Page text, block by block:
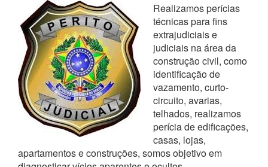
Realizamos perícias
técnicas para fins
extrajudiciais e
judiciais na área da
construção civil, como
identificação de
vazamento, curto-
circuito, avarias,
telhados, realizamos
perícia de edificações,
casas, lojas,
apartamentos e construções, somos objetivo em